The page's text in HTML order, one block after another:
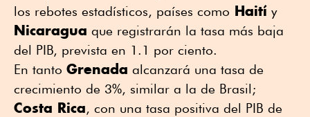
los rebotes estadísticos, países como Haití y
Nicaragua que registrarán la tasa más baja
del PIB, prevista en 1.1 por ciento.
En tanto Grenada alcanzará una tasa de
crecimiento de 3%, similar a la de Brasil;
Costa Rica, con una tasa positiva del PIB de